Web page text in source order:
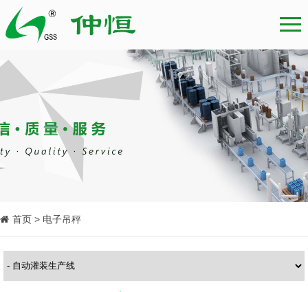
首页 > 电子吊秤